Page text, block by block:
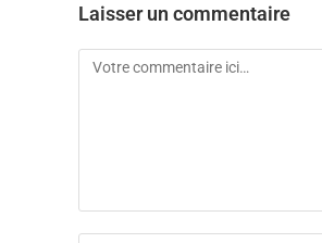
Laisser un commentaire